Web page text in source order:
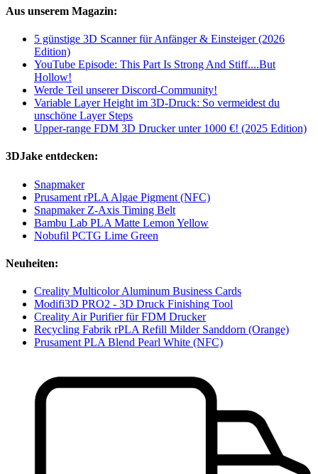
Aus unserem Magazin:
5 günstige 3D Scanner für Anfänger & Einsteiger (2026
Edition)
YouTube Episode: This Part Is Strong And Stiff....But
Hollow!
Werde Teil unserer Discord-Community!
Variable Layer Height im 3D-Druck: So vermeidest du
unschöne Layer Steps
Upper-range FDM 3D Drucker unter 1000 €! (2025 Edition)
3DJake entdecken:
Snapmaker
Prusament rPLA Algae Pigment (NFC)
Snapmaker Z-Axis Timing Belt
Bambu Lab PLA Matte Lemon Yellow
Nobufil PCTG Lime Green
Neuheiten:
Creality Multicolor Aluminum Business Cards
Modifi3D PRO2 - 3D Druck Finishing Tool
Creality Air Purifier für FDM Drucker
Recycling Fabrik rPLA Refill Milder Sanddorn (Orange)
Prusament PLA Blend Pearl White (NFC)